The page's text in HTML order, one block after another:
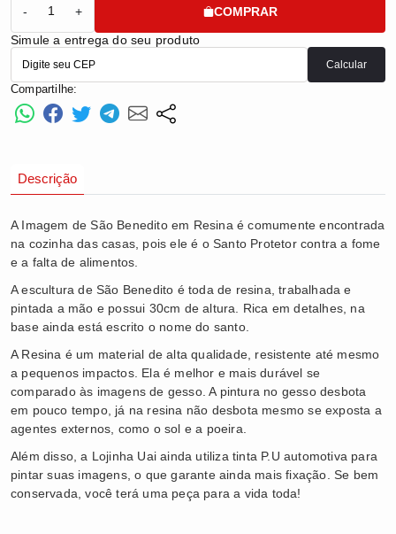
- +
COMPRAR
Simule a entrega do seu produto
Calcular
Compartilhe:
Descrição
A Imagem de São Benedito em Resina é comumente encontrada
na cozinha das casas, pois ele é o Santo Protetor contra a fome
e a falta de alimentos.
A escultura de São Benedito é toda de resina, trabalhada e
pintada a mão e possui 30cm de altura. Rica em detalhes, na
base ainda está escrito o nome do santo.
A Resina é um material de alta qualidade, resistente até mesmo
a pequenos impactos. Ela é melhor e mais durável se
comparado às imagens de gesso. A pintura no gesso desbota
em pouco tempo, já na resina não desbota mesmo se exposta a
agentes externos, como o sol e a poeira.
Além disso, a Lojinha Uai ainda utiliza tinta P.U automotiva para
pintar suas imagens, o que garante ainda mais fixação. Se bem
conservada, você terá uma peça para a vida toda!